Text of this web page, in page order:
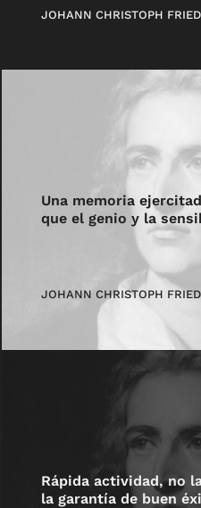
JOHANN CHRISTOPH
Una memoria
que el genio y la
JOHANN CHRISTOPH
Rápida actividad, no
la garantía de buen